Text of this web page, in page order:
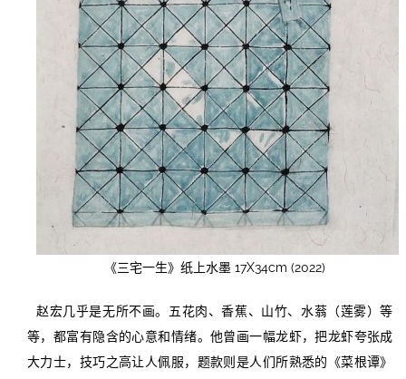
《三宅一生》纸上水墨 17X34cm (2022)
赵宏几乎是无所不画。五花肉、香蕉、山竹、水蓊（莲雾）等
等，都富有隐含的心意和情绪。他曾画一幅龙虾，把龙虾夸张成
大力士，技巧之高让人佩服，题款则是人们所熟悉的《菜根谭》